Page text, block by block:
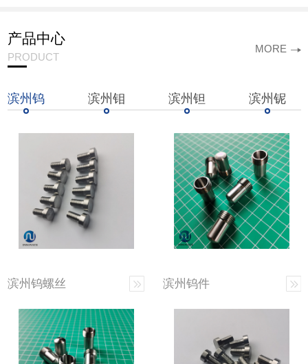
产品中心
PRODUCT
MORE
滨州钨 滨州钼 滨州钽 滨州铌
滨州钨螺丝 滨州钨件